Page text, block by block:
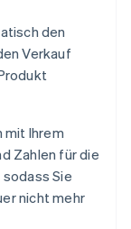
den
Verkauf
mit Ihrem
Zahlen für die
Sie
nicht mehr